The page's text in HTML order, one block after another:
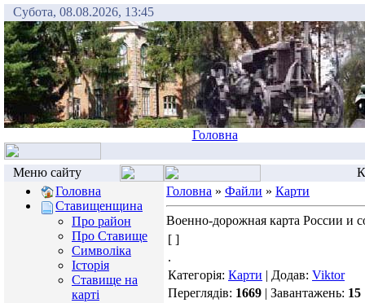
Субота, 08.08.2026, 13:45
Головна
Меню сайту
Головна
Ставищенщина
Про район
Про Ставище
Символіка
Історія
Ставище на
карті
Головна » Файли » Карти
Военно-дорожная карта России и
[ ]
.
Категорія: Карти | Додав: Viktor
Переглядів: 1669 | Завантажень: 15